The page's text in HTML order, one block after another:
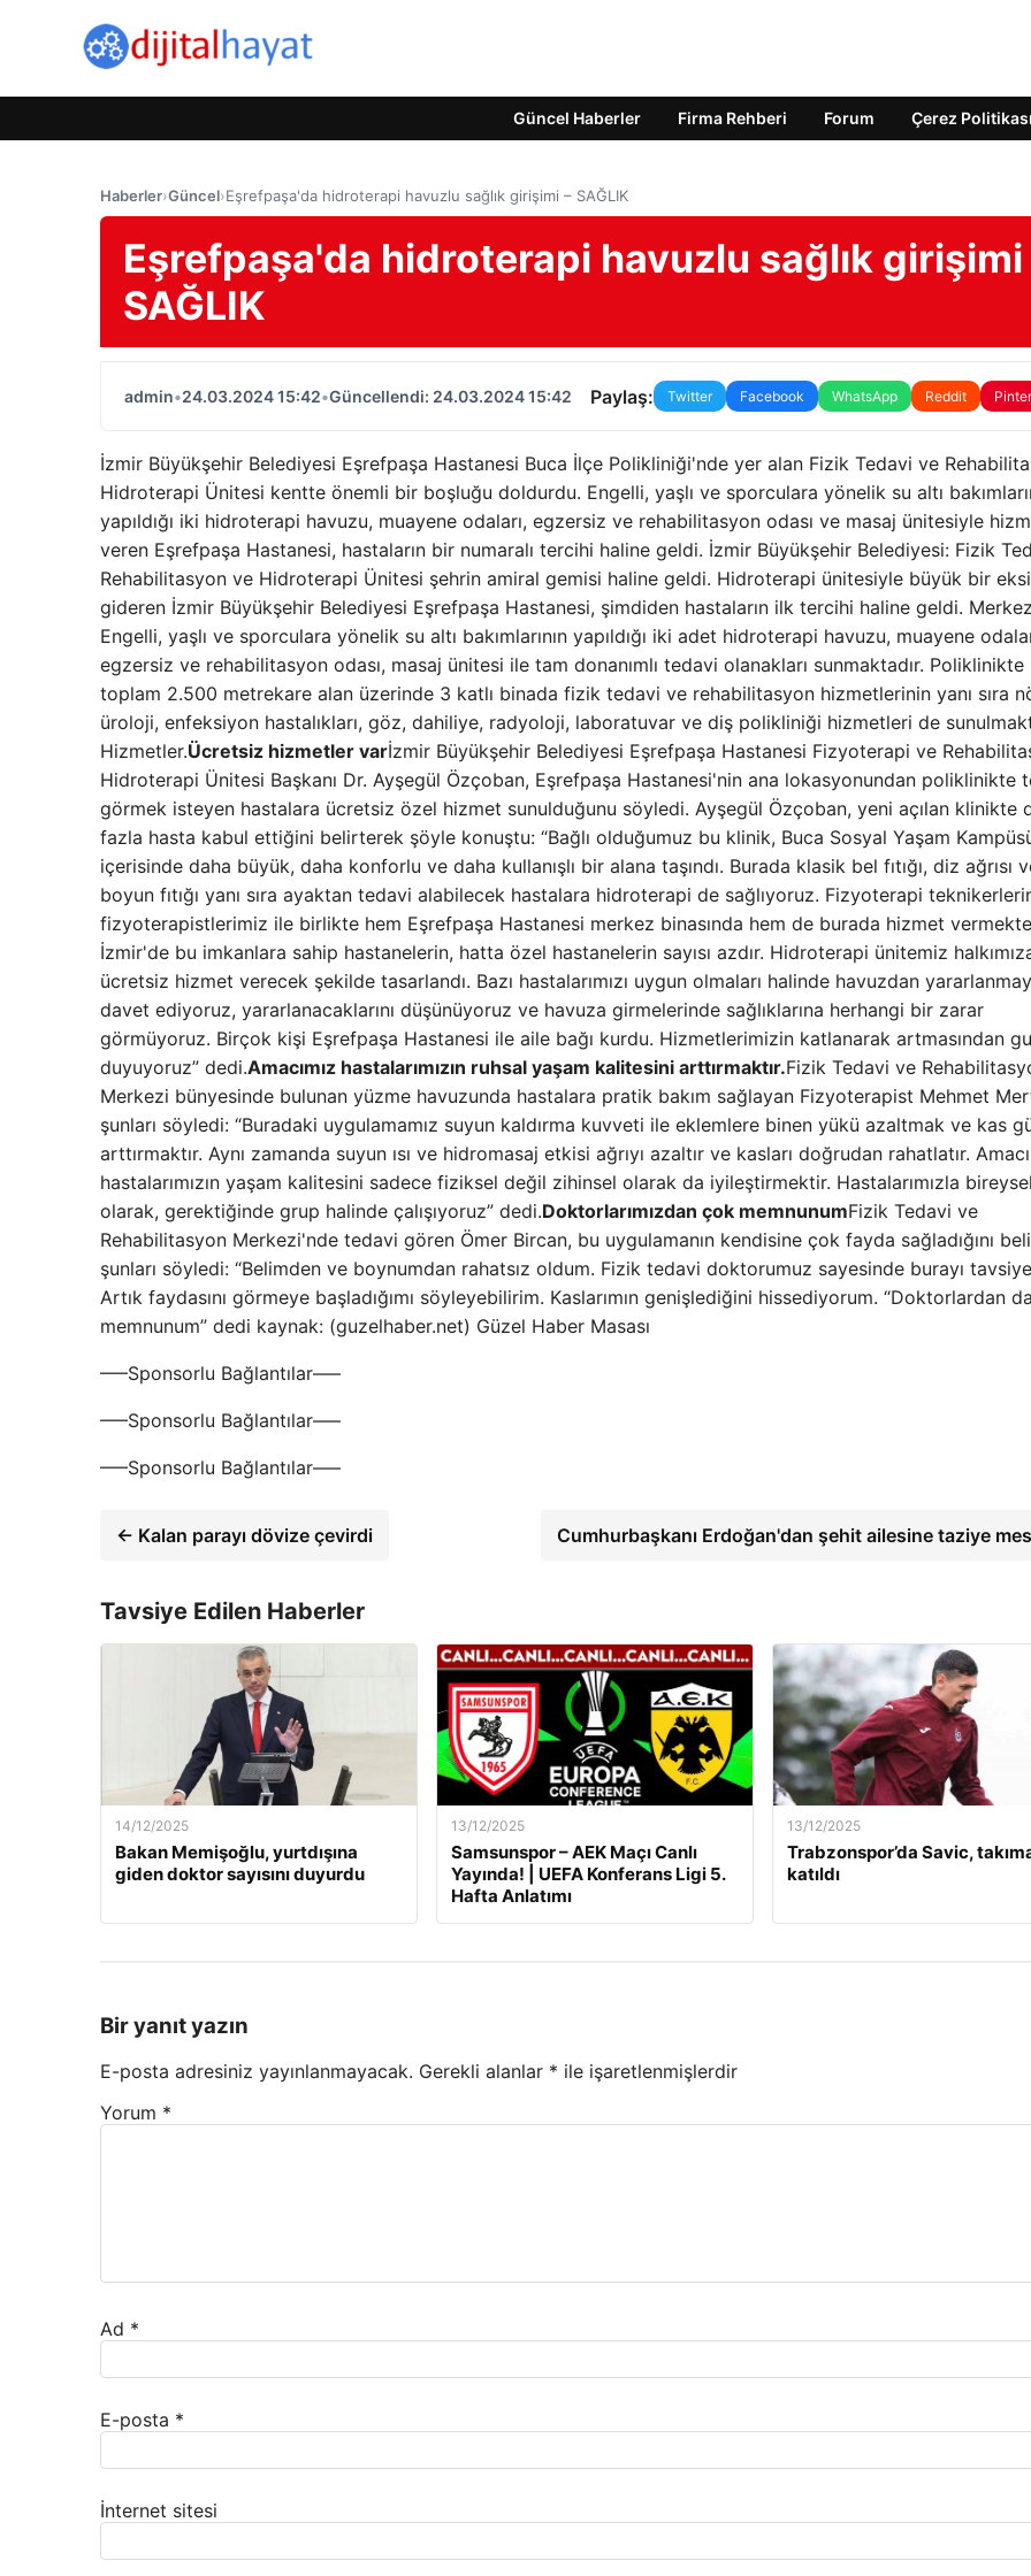
Güncel Haberler Firma Rehberi Forum Çerez Politikası
Haberler›Güncel›Eşrefpaşa'da hidroterapi havuzlu sağlık girişimi – SAĞLIK
Eşrefpaşa'da hidroterapi havuzlu sağlık girişimi
SAĞLIK
admin•24.03.2024 15:42•Güncellendi: 24.03.2024 15:42 Paylaş: Twitter Facebook WhatsApp Reddit
İzmir Büyükşehir Belediyesi Eşrefpaşa Hastanesi Buca İlçe Polikliniği'nde yer alan Fizik Tedavi ve
Hidroterapi Ünitesi kentte önemli bir boşluğu doldurdu. Engelli, yaşlı ve sporculara yönelik su altı
yapıldığı iki hidroterapi havuzu, muayene odaları, egzersiz ve rehabilitasyon odası ve masaj ünitesiyle
veren Eşrefpaşa Hastanesi, hastaların bir numaralı tercihi haline geldi. İzmir Büyükşehir Belediyesi: Fizik
Rehabilitasyon ve Hidroterapi Ünitesi şehrin amiral gemisi haline geldi. Hidroterapi ünitesiyle büyük bir
gideren İzmir Büyükşehir Belediyesi Eşrefpaşa Hastanesi, şimdiden hastaların ilk tercihi haline geldi.
Engelli, yaşlı ve sporculara yönelik su altı bakımlarının yapıldığı iki adet hidroterapi havuzu, muayene
egzersiz ve rehabilitasyon odası, masaj ünitesi ile tam donanımlı tedavi olanakları sunmaktadır. Poliklinikte
toplam 2.500 metrekare alan üzerinde 3 katlı binada fizik tedavi ve rehabilitasyon hizmetlerinin yanı sıra
üroloji, enfeksiyon hastalıkları, göz, dahiliye, radyoloji, laboratuvar ve diş polikliniği hizmetleri de
Hizmetler.Ücretsiz hizmetler varİzmir Büyükşehir Belediyesi Eşrefpaşa Hastanesi Fizyoterapi ve
Hidroterapi Ünitesi Başkanı Dr. Ayşegül Özçoban, Eşrefpaşa Hastanesi'nin ana lokasyonundan poliklinikte
görmek isteyen hastalara ücretsiz özel hizmet sunulduğunu söyledi. Ayşegül Özçoban, yeni açılan klinikte
fazla hasta kabul ettiğini belirterek şöyle konuştu: “Bağlı olduğumuz bu klinik, Buca Sosyal Yaşam
içerisinde daha büyük, daha konforlu ve daha kullanışlı bir alana taşındı. Burada klasik bel fıtığı, diz ağrısı
boyun fıtığı yanı sıra ayaktan tedavi alabilecek hastalara hidroterapi de sağlıyoruz. Fizyoterapi
fizyoterapistlerimiz ile birlikte hem Eşrefpaşa Hastanesi merkez binasında hem de burada hizmet
İzmir'de bu imkanlara sahip hastanelerin, hatta özel hastanelerin sayısı azdır. Hidroterapi ünitemiz
ücretsiz hizmet verecek şekilde tasarlandı. Bazı hastalarımızı uygun olmaları halinde havuzdan
davet ediyoruz, yararlanacaklarını düşünüyoruz ve havuza girmelerinde sağlıklarına herhangi bir zarar
görmüyoruz. Birçok kişi Eşrefpaşa Hastanesi ile aile bağı kurdu. Hizmetlerimizin katlanarak artmasından
duyuyoruz” dedi.Amacımız hastalarımızın ruhsal yaşam kalitesini arttırmaktır.Fizik Tedavi ve
Merkezi bünyesinde bulunan yüzme havuzunda hastalara pratik bakım sağlayan Fizyoterapist Mehmet
şunları söyledi: “Buradaki uygulamamız suyun kaldırma kuvveti ile eklemlere binen yükü azaltmak ve kas
arttırmaktır. Aynı zamanda suyun ısı ve hidromasaj etkisi ağrıyı azaltır ve kasları doğrudan rahatlatır.
hastalarımızın yaşam kalitesini sadece fiziksel değil zihinsel olarak da iyileştirmektir. Hastalarımızla bireysel
olarak, gerektiğinde grup halinde çalışıyoruz” dedi.Doktorlarımızdan çok memnunumFizik Tedavi ve
Rehabilitasyon Merkezi'nde tedavi gören Ömer Bircan, bu uygulamanın kendisine çok fayda sağladığını
şunları söyledi: “Belimden ve boynumdan rahatsız oldum. Fizik tedavi doktorumuz sayesinde burayı
Artık faydasını görmeye başladığımı söyleyebilirim. Kaslarımın genişlediğini hissediyorum. “Doktorlardan
memnunum” dedi kaynak: (guzelhaber.net) Güzel Haber Masası
—–Sponsorlu Bağlantılar—–
—–Sponsorlu Bağlantılar—–
—–Sponsorlu Bağlantılar—–
← Kalan parayı dövize çevirdi Cumhurbaşkanı Erdoğan'dan şehit ailesine taziye
Tavsiye Edilen Haberler
14/12/2025
Bakan Memişoğlu, yurtdışına
giden doktor sayısını duyurdu
13/12/2025
Samsunspor – AEK Maçı Canlı
Yayında! | UEFA Konferans Ligi 5.
Hafta Anlatımı
13/12/2025
Trabzonspor’da Savic,
katıldı
Bir yanıt yazın
E-posta adresiniz yayınlanmayacak. Gerekli alanlar * ile işaretlenmişlerdir
Yorum *
Ad *
E-posta *
İnternet sitesi